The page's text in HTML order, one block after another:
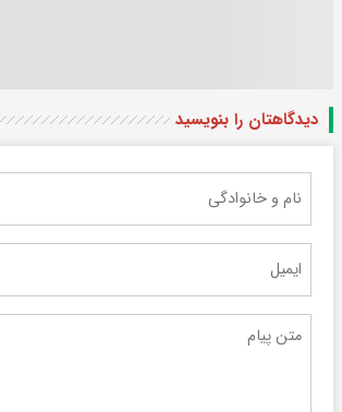
دیدگاهتان را بنویسید